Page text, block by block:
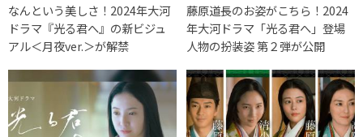
なんという美しさ！2024年大河
ドラマ『光る君へ』の新ビジュ
アル＜月夜ver.＞が解禁
藤原道長のお姿がこちら！2024
年大河ドラマ「光る君へ」登場
人物の扮装姿 第２弾が公開